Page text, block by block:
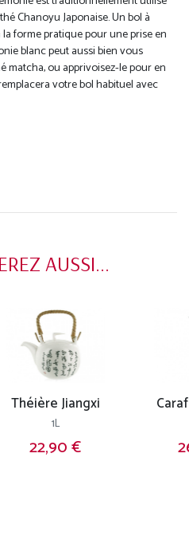
Chanoyu Japonaise. Un bol à
forme pratique pour une prise en
blanc peut aussi bien vous
matcha, ou apprivoisez-le pour en
votre bol habituel avec
AUSSI...
Théière Jiangxi
1L
22,90 €